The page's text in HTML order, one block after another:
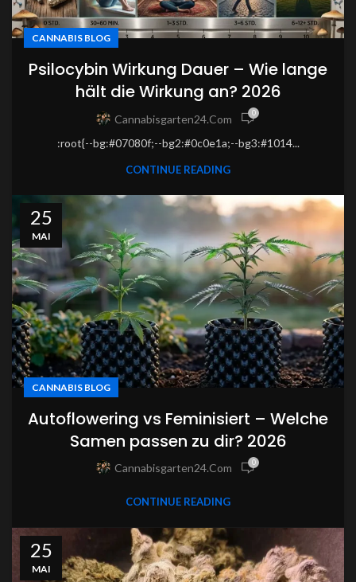
CANNABIS BLOG
Psilocybin Wirkung Dauer – Wie lange
hält die Wirkung an? 2026
Cannabisgarten24.com 0
:root{--bg:#07080f;--bg2:#0c0e1a;--bg3:#1014...
CONTINUE READING
25
MAI
CANNABIS BLOG
Autoflowering vs Feminisiert – Welche
Samen passen zu dir? 2026
Cannabisgarten24.com 0
CONTINUE READING
25
MAI